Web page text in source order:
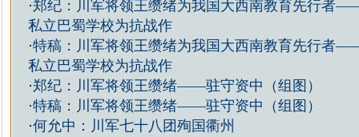
·郑纪：川军将领王缵绪为我国大西南教育先行者
私立巴蜀学校为抗战作
·特稿：川军将领王缵绪为我国大西南教育先行者
私立巴蜀学校为抗战作
·郑纪：川军将领王缵绪——驻守资中（组图）
·特稿：川军将领王缵绪——驻守资中（组图）
·何允中：川军七十八团殉国衢州